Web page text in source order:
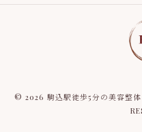
© 2026 駒込駅徒歩5分の美容整